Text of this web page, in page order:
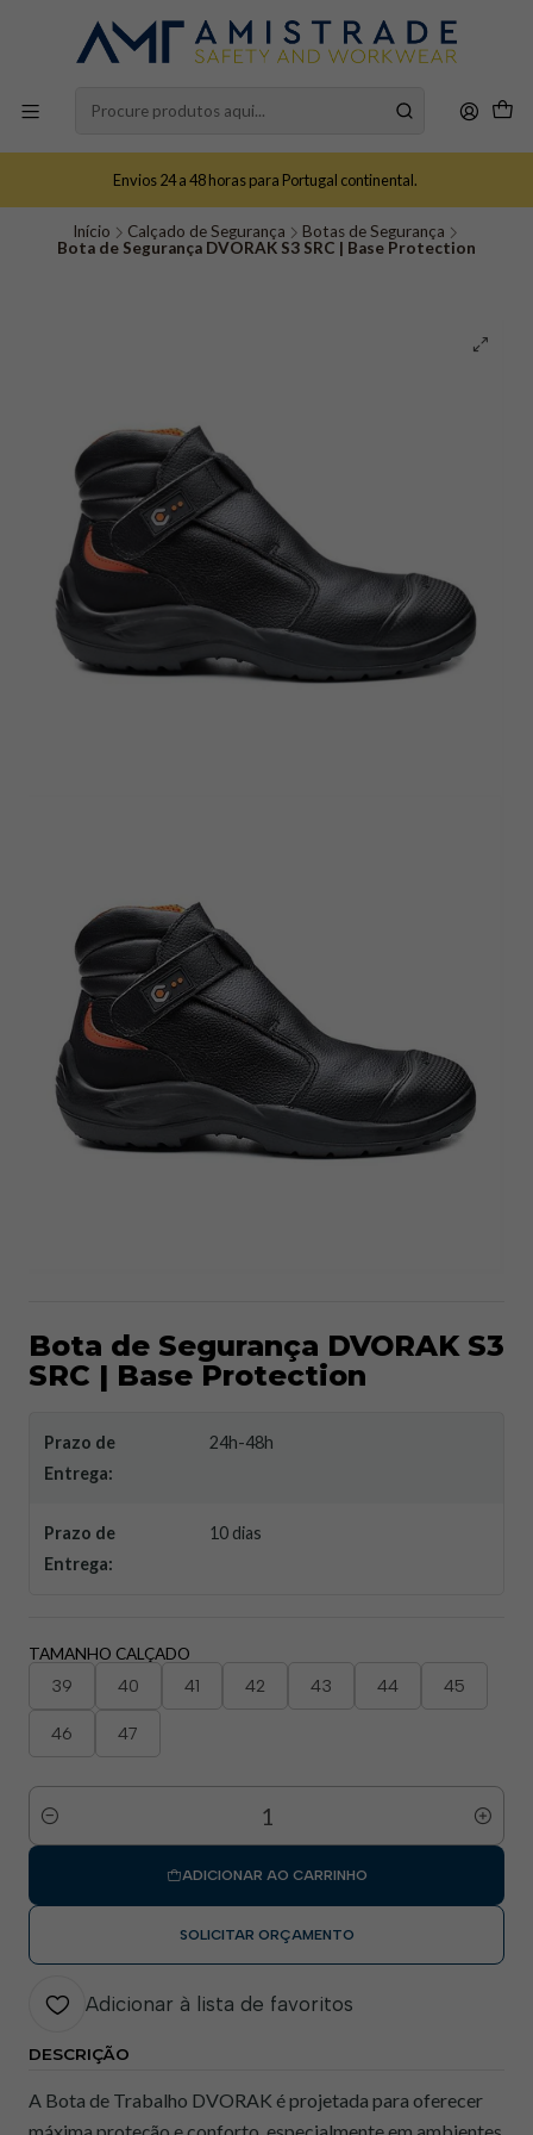
Envios 24 a 48 horas para Portugal continental.
Início Calçado de Segurança
Botas de Segurança
Bota de Segurança DVORAK S3 SRC | Base Protection
Bota de Segurança DVORAK S3
SRC | Base Protection
Prazo de
Entrega:
24h-48h
Prazo de
Entrega:
10 dias
TAMANHO CALÇADO
39 40 41 42 43 44 45
46 47
Quantidade
ADICIONAR AO CARRINHO
SOLICITAR ORÇAMENTO
Adicionar à lista de favoritos
DESCRIÇÃO
A Bota de Trabalho DVORAK é projetada para oferecer